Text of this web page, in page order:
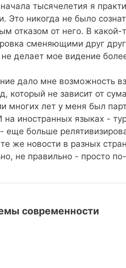
тысячелетия я
Это никогда не было
отказом от него. В
сменяющими друг
делает мое видение
дало мне возможность
который не зависит от
многих лет у меня был
иностранных языках -
еще больше
же новости в разных
не правильно - просто
современности